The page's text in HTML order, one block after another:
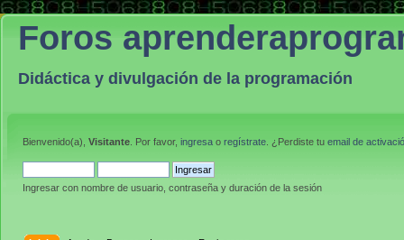
Foros
Didáctica y divulgación de la programación
Bienvenido(a), Visitante . Por favor, ingresa o regístrate . ¿Perdiste tu email de
Ingresar con nombre de usuario, contraseña y duración de la sesión